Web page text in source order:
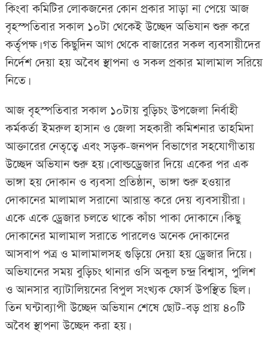
কিংবা কমিটির লোকজনের কোন প্রকার সাড়া না পেয়ে আজ
বৃহস্পতিবার সকাল ১০টা থেকেই উচ্ছেদ অভিযান শুরু করে
কর্তৃপক্ষ। গত কিছুদিন আগ থেকে বাজারের সকল ব্যবসায়ীদের
নির্দেশ দেয়া হয় অবৈধ স্থাপনা ও সকল প্রকার মালামাল সরিয়ে
নিতে।
আজ বৃহস্পতিবার সকাল ১০টায় বুড়িচং উপজেলা নির্বাহী
কর্মকর্তা ইমরুল হাসান ও জেলা সহকারী কমিশনার তাহমিদা
আক্তারের নেতৃত্বে এবং সড়ক-জনপদ বিভাগের সহযোগীতায়
উচ্ছেদ অভিযান শুরু হয়। বোল্ডড্রেজার দিয়ে একের পর এক
ভাঙ্গা হয় দোকান ও ব্যবসা প্রতিষ্ঠান, ভাঙ্গা শুরু হওয়ার
দোকানের মালামাল সরানো আরাম্ভ করে দেয় ব্যবসায়ীরা।
একে একে ড্রেজার চলতে থাকে কাঁচা পাকা দোকানে। কিছু
দোকানের মালামাল সরাতে পারলেও অনেক দোকানের
আসবাপ পত্র ও মালামালসহ গুড়িয়ে দেয়া হয় ড্রেজার দিয়ে।
অভিযানের সময় বুড়িচং থানার ওসি অকুল চন্দ্র বিশ্বাস, পুলিশ
ও আনসার ব্যাটালিয়নের বিপুল সংখ্যক ফোর্স উপস্থিত ছিল।
তিন ঘন্টাব্যাপী উচ্ছেদ অভিযান শেষে ছোট-বড় প্রায় ৪০টি
অবৈধ স্থাপনা উচ্ছেদ করা হয়।